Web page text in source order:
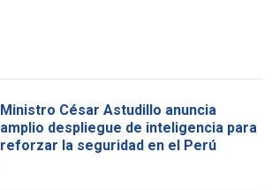
Ministro César Astudillo anuncia
amplio despliegue de inteligencia para
reforzar la seguridad en el Perú